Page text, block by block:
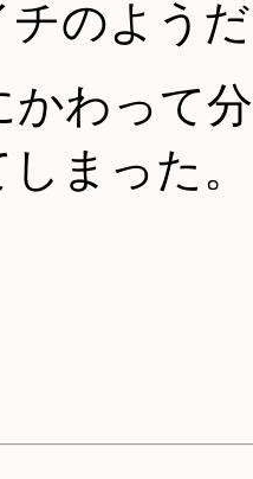
のようだ
かわって
まった